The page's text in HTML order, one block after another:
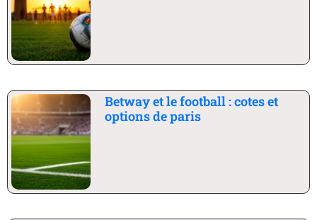
Betway et le football : cotes et
options de paris